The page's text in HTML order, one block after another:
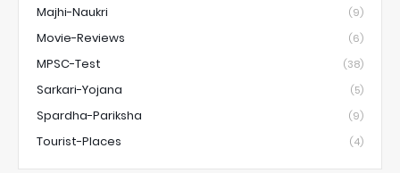
Majhi-Naukri (9)
Movie-Reviews (6)
MPSC-Test (38)
Sarkari-Yojana (5)
Spardha-Pariksha (9)
Tourist-Places (4)